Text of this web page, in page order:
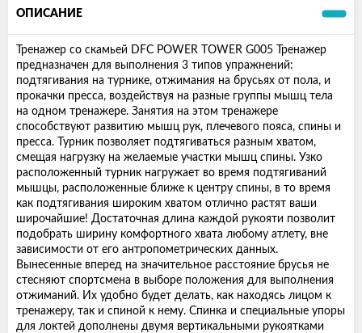
ОПИСАНИЕ
Тренажер со скамьей DFC POWER TOWER G005 Тренажер
предназначен для выполнения 3 типов упражнений:
подтягивания на турнике, отжимания на брусьях от пола, и
прокачки пресса, воздействуя на разные группы мышц тела
на одном тренажере. Занятия на этом тренажере
способствуют развитию мышц рук, плечевого пояса, спины и
пресса. Турник позволяет подтягиваться разным хватом,
смещая нагрузку на желаемые участки мышц спины. Узко
расположенный турник нагружает во время подтягиваний
мышцы, расположенные ближе к центру спины, в то время
как подтягивания широким хватом отлично растят ваши
широчайшие! Достаточная длина каждой рукояти позволит
подобрать ширину комфортного хвата любому атлету, вне
зависимости от его антропометрических данных.
Вынесенные вперед на значительное расстояние брусья не
стесняют спортсмена в выборе положения для выполнения
отжиманий. Их удобно будет делать, как находясь лицом к
тренажеру, так и спиной к нему. Спинка и специальные упоры
для локтей дополнены двумя вертикальными рукоятками